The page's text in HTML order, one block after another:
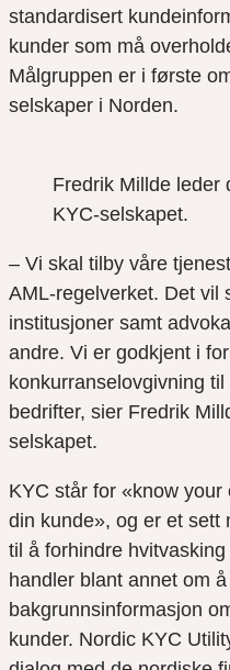
standardisert
kunder som må
Målgruppen er i første
selskaper i Norden.
Fredrik Millde leder
KYC-selskapet.
– Vi skal tilby våre
AML-regelverket. Det vil
institusjoner samt
andre. Vi er godkjent i
konkurranselovgivning
bedrifter, sier Fredrik
selskapet.
KYC står for «know
din kunde», og er et sett
til å forhindre
handler blant annet om
bakgrunnsinformasjon
kunder. Nordic KYC